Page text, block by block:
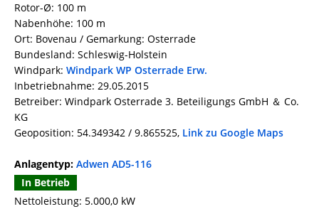
Rotor-Ø: 100 m
Nabenhöhe: 100 m
Ort: Bovenau / Gemarkung: Osterrade
Bundesland: Schleswig-Holstein
Windpark: Windpark WP Osterrade Erw.
Inbetriebnahme: 29.05.2015
Betreiber: Windpark Osterrade 3. Beteiligungs GmbH ＆ Co.
KG
Geoposition: 54.349342 / 9.865525, Link zu Google Maps
Anlagentyp: Adwen AD5-116
In Betrieb
Nettoleistung: 5.000,0 kW